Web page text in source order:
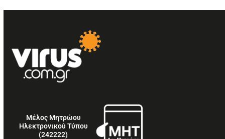
Μέλος Μητρώου
Ηλεκτρονικού Τύπου
(242222)